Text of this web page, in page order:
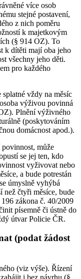
více osob
stejné postavení,
z nich poměru
k majetkovým
(§ 914 OZ). To
k dítěti mají oba jeho
všechny jeho děti.
pro každého
vždy na měsíc
výživou povinná
Plnění výživného
(poskytováním
domácnost apod.).
může
se jej ten, kdo
vyživovat nebo
a bude potrestán
úmyslně vyhýbá
než čtyři měsíce, bude
zákona č. 40/2009
písemně či ústně do
útvar Policie ČR.
(podat žádost
(viz výše). Řízení